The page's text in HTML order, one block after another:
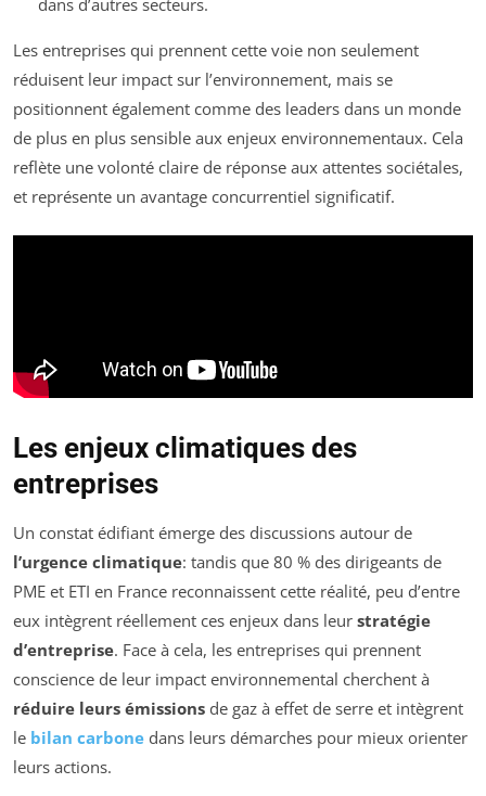
Les entreprises qui prennent cette voie non seulement
réduisent leur impact sur l’environnement, mais se
positionnent également comme des leaders dans un monde
de plus en plus sensible aux enjeux environnementaux. Cela
reflète une volonté claire de réponse aux attentes sociétales,
et représente un avantage concurrentiel significatif.
Les enjeux climatiques des
entreprises
Un constat édifiant émerge des discussions autour de
l’urgence climatique: tandis que 80 % des dirigeants de
PME et ETI en France reconnaissent cette réalité, peu d’entre
eux intègrent réellement ces enjeux dans leur stratégie
d’entreprise. Face à cela, les entreprises qui prennent
conscience de leur impact environnemental cherchent à
réduire leurs émissions de gaz à effet de serre et intègrent
le bilan carbone dans leurs démarches pour mieux orienter
leurs actions.